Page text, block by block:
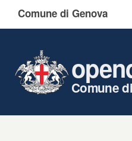
Comune di Genova
Comune